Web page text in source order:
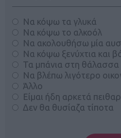
Να κόψω τα γλυκά
Να κόψω το αλκοόλ
Να ακολουθήσω μία
Να κόψω ξενύχτια και
Τα μπάνια στη θάλασσα
Να βλέπω λιγότερο
Άλλο
Είμαι ήδη αρκετά
Δεν θα θυσίαζα τίποτα